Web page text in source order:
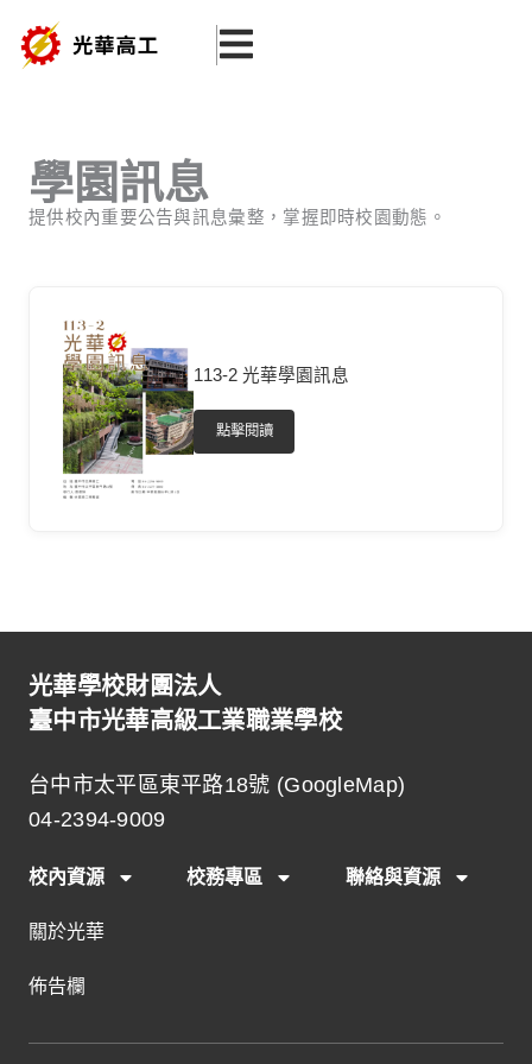
學園訊息
提供校內重要公告與訊息彙整，掌握即時校園動態。
113-2 光華學園訊息
點擊閱讀
光華學校財團法人
臺中市光華高級工業職業學校
台中市太平區東平路18號 (GoogleMap)
04-2394-9009
校內資源
關於光華
佈告欄
校務專區 聯絡與資源